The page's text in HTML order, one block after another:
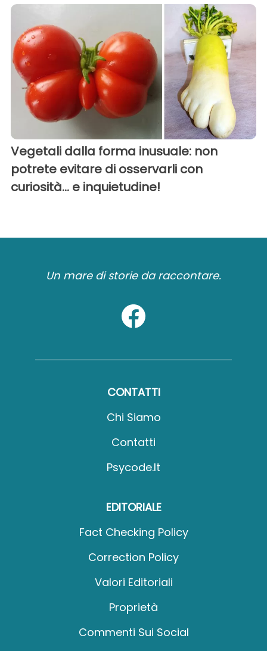
Vegetali dalla forma inusuale: non
potrete evitare di osservarli con
curiosità... e inquietudine!
Un mare di storie da raccontare.
CONTATTI
Chi Siamo
Contatti
Psycode.it
EDITORIALE
Fact Checking Policy
Correction Policy
Valori Editoriali
Proprietà
Commenti Sui Social